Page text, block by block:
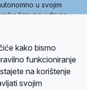
u svojim
krovne udruge
sedam članica, među
kako bismo
funkcioniranje
na korištenje
svojim